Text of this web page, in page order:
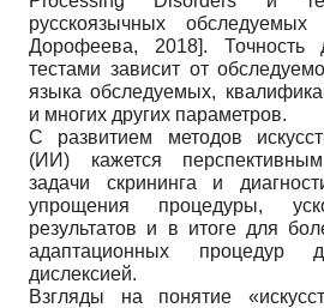
русскоязычных обследуемых
Дорофеева, 2018]. Точность
тестами зависит от
языка обследуемых,
и многих других параметров.
С развитием методов
(ИИ) кажется перспективным
задачи скрининга и
упрощения процедуры,
результатов и в итоге для
адаптационных процедур
дислексией.
Взгляды на понятие